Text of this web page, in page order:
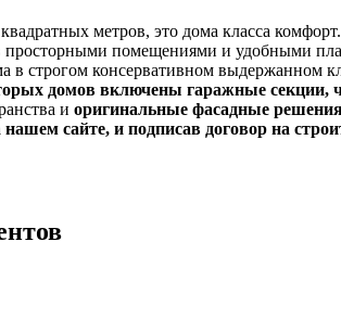
метров, это дома класса комфорт.
просторными помещениями и удобными
в строгом консервативном выдержанном
домов включены гаражные секции,
и оригинальные фасадные
сайте, и подписав договор на